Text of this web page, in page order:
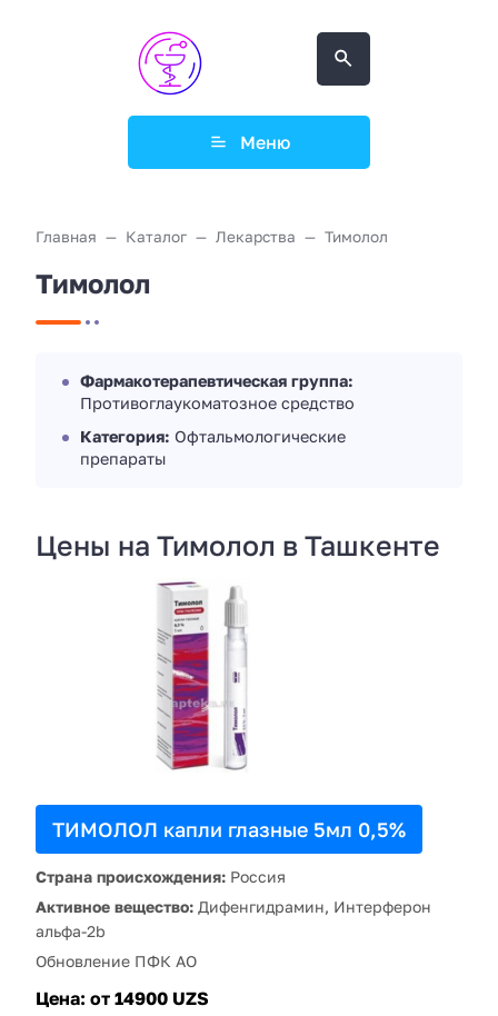
Меню
Главная Каталог Лекарства Тимолол
Тимолол
Фармакотерапевтическая группа:
Противоглаукоматозное средство
Категория: Офтальмологические
препараты
Цены на Тимолол в Ташкенте
ТИМОЛОЛ капли глазные 5мл 0,5%
Страна происхождения: Россия
Активное вещество: Дифенгидрамин, Интерферон
альфа-2b
Обновление ПФК АО
Цена: от 14900 UZS